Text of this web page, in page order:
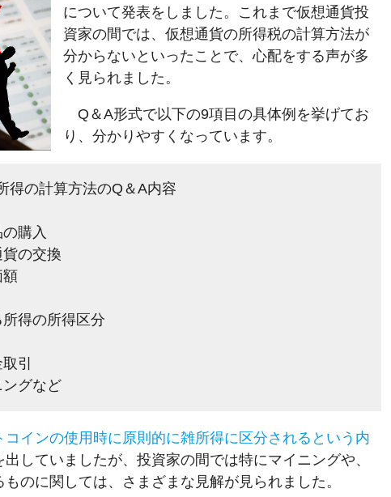
について発表をしました。これまで仮想通貨投
資家の間では、仮想通貨の所得税の計算方法が
分からないといったことで、心配をする声が多
く見られました。
Q＆A形式で以下の9項目の具体例を挙げてお
り、分かりやすくなっています。
得の計算方法のQ＆A内容
購入
の交換
額
得の所得区分
引
グなど
コインの使用時に原則的に雑所得に区分されるという内
出していましたが、投資家の間では特にマイニングや、
のに関しては、さまざまな見解が見られました。